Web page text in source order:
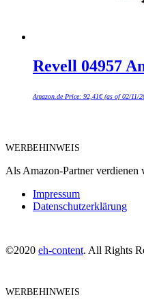
Revell 04957
Amazon.de Price: 92,41€(as of 02/11/
WERBEHINWEIS
Als Amazon-Partner
Impressum
Datenschutzerklärung
©2020 eh-content. All Rights
WERBEHINWEIS